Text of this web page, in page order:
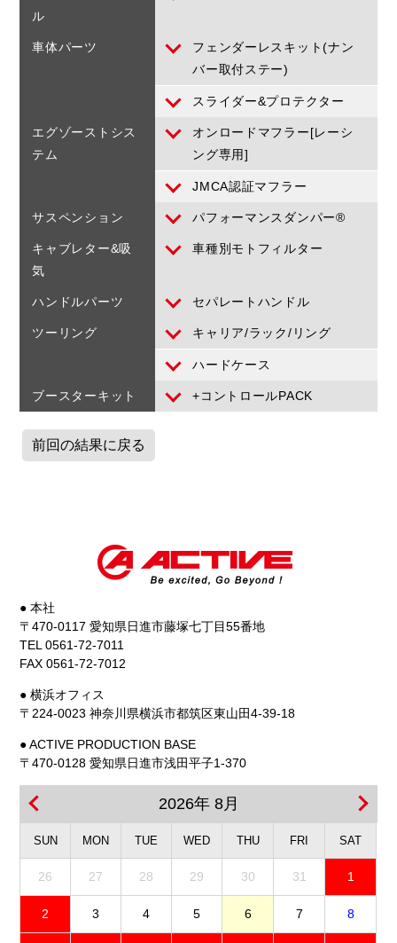
ル
車体パーツ
フェンダーレスキット(ナン
バー取付ステー)
スライダー&プロテクター
エグゾーストシス
テム
オンロードマフラー[レーシ
ング専用]
JMCA認証マフラー
サスペンション パフォーマンスダンパー®
キャブレター&吸
気
車種別モトフィルター
ハンドルパーツ セパレートハンドル
ツーリング キャリア/ラック/リング
ハードケース
ブースターキット +コントロールPACK
前回の結果に戻る
● 本社
〒470-0117 愛知県日進市藤塚七丁目55番地
TEL 0561-72-7011
FAX 0561-72-7012
● 横浜オフィス
〒224-0023 神奈川県横浜市都筑区東山田4-39-18
● ACTIVE PRODUCTION BASE
〒470-0128 愛知県日進市浅田平子1-370
2026年 8月
SUN MON TUE WED THU FRI SAT
26 27 28 29 30 31 1
2 3 4 5 6 7 8